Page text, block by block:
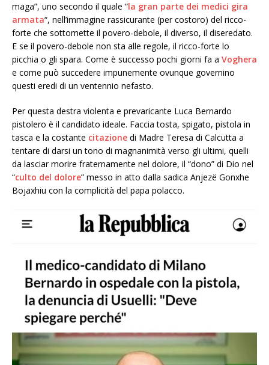
maga”, uno secondo il quale “la gran parte dei medici gira
armata“, nell’immagine rassicurante (per costoro) del ricco-
forte che sottomette il povero-debole, il diverso, il diseredato.
E se il povero-debole non sta alle regole, il ricco-forte lo
picchia o gli spara. Come è successo pochi giorni fa a Voghera
e come può succedere impunemente ovunque governino
questi eredi di un ventennio nefasto.
Per questa destra violenta e prevaricante Luca Bernardo
pistolero è il candidato ideale. Faccia tosta, spigato, pistola in
tasca e la costante citazione di Madre Teresa di Calcutta a
tentare di darsi un tono di magnanimità verso gli ultimi, quelli
da lasciar morire fraternamente nel dolore, il “dono” di Dio nel
“culto del dolore” messo in atto dalla sadica Anjezë Gonxhe
Bojaxhiu con la complicità del papa polacco.